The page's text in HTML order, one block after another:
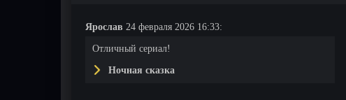
Ярослав 24 февраля 2026 16:33:
Отличный сериал!
Ночная сказка
36 серия